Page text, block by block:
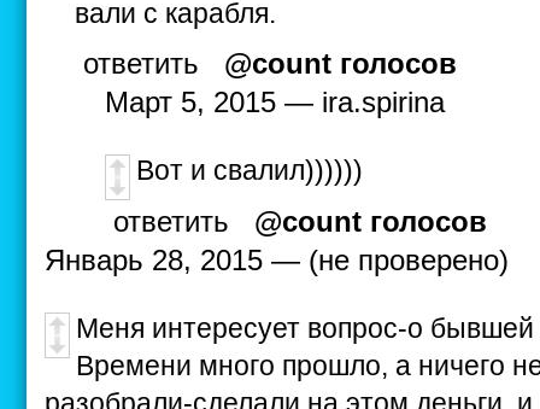
вали с карабля.
ответить
@count голосов
Март 5, 2015 — ira.spirina
Вот и свалил))))))
ответить
@count голосов
Январь 28, 2015 — (не проверено)
Меня интересует вопрос-о бывшей
Времени много прошло, а ничего